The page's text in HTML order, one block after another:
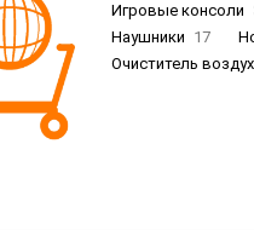
Игровые консоли
Наушники 17
Очиститель